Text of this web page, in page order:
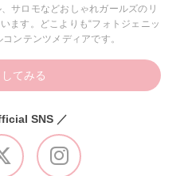
サロモなどおしゃれガールズのリ
ます。どこよりも“フォトジェニッ
ンテンツメディアです。
てみる
SNS ／